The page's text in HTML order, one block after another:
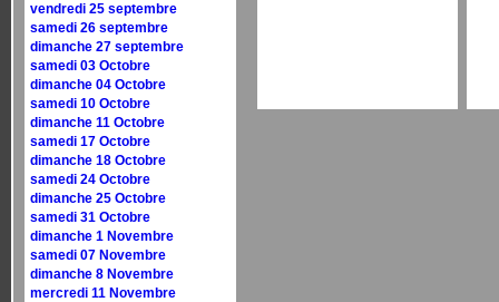
vendredi 25 septembre
samedi 26 septembre
dimanche 27 septembre
samedi 03 Octobre
dimanche 04 Octobre
samedi 10 Octobre
dimanche 11 Octobre
samedi 17 Octobre
dimanche 18 Octobre
samedi 24 Octobre
dimanche 25 Octobre
samedi 31 Octobre
dimanche 1 Novembre
samedi 07 Novembre
dimanche 8 Novembre
mercredi 11 Novembre